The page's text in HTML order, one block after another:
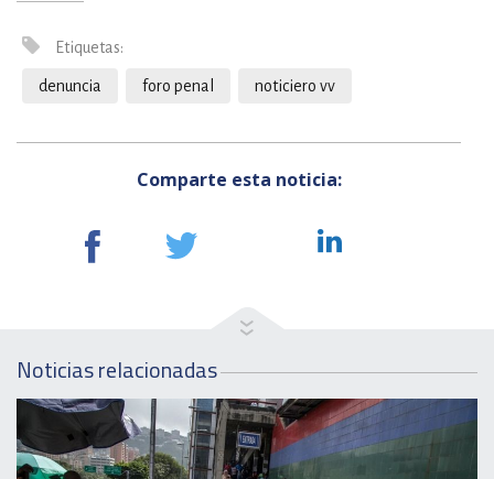
Etiquetas:
denuncia foro penal noticiero vv
Comparte esta noticia:
Noticias relacionadas